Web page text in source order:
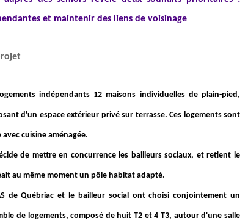
et maintenir des liens de voisinage
indépendants 12 maisons individuelles de plain-pied,
d'un espace extérieur privé sur terrasse. Ces logements sont
cuisine aménagée.
de mettre en concurrence les bailleurs sociaux, et retient le
au même moment un pôle habitat adapté.
de Québriac et le bailleur social ont choisi conjointement un
de logements, composé de huit T2 et 4 T3, autour d'une salle